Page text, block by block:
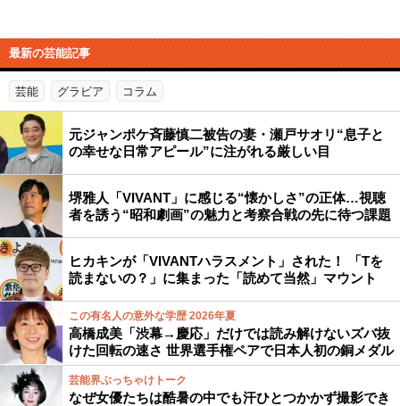
最新の芸能記事
芸能 グラビア コラム
元ジャンポケ斉藤慎二被告の妻・瀬戸サオリ“息子と
の幸せな日常アピール”に注がれる厳しい目
堺雅人「VIVANT」に感じる“懐かしさ”の正体…視聴
者を誘う“昭和劇画”の魅力と考察合戦の先に待つ課題
ヒカキンが「VIVANTハラスメント」された！ 「Tを
読まないの？」に集まった「読めて当然」マウント
この有名人の意外な学歴 2026年夏
高橋成美「渋幕→慶応」だけでは読み解けないズバ抜
けた回転の速さ 世界選手権ペアで日本人初の銅メダル
芸能界ぶっちゃけトーク
なぜ女優たちは酷暑の中でも汗ひとつかかず撮影でき